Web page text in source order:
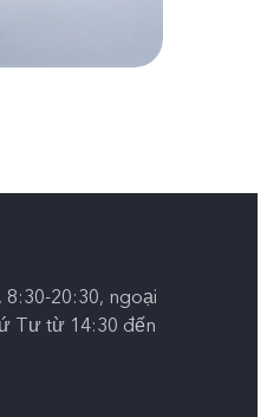
8:30-20:30, ngoại
Tư từ 14:30 đến